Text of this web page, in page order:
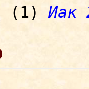
(1) Иак